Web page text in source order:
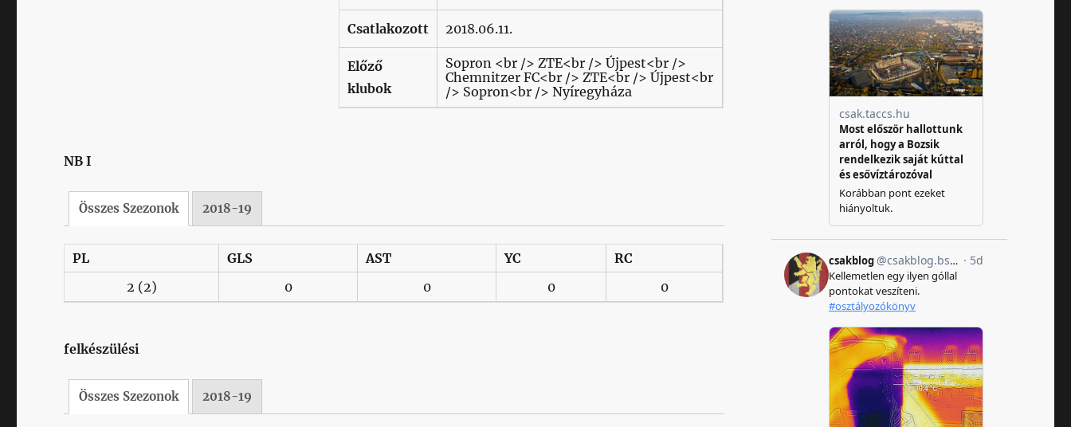
Csatlakozott 2018.06.11.
Előző
klubok
Sopron <br /> ZTE<br /> Újpest<br />
Chemnitzer FC<br /> ZTE<br /> Újpest<br
/> Sopron<br /> Nyíregyháza
NB I
Összes Szezonok 2018-19
PL GLS AST YC
RC
2 (2) 0 0 0 0
felkészülési
Összes Szezonok 2018-19